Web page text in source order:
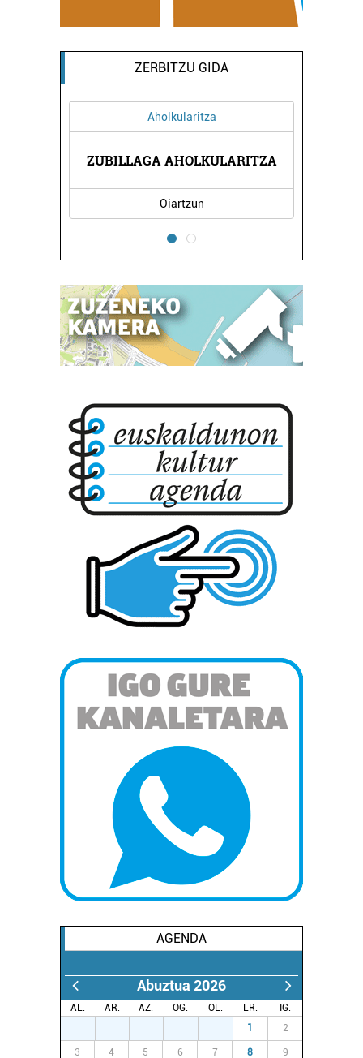
ZERBITZU GIDA
Aholkularitza
ZUBILLAGA AHOLKULARITZA
Oiartzun
AGENDA
Abuztua 2026
AL. AR. AZ. OG. OL. LR.
IG.
1 2
3 4 5 6 7 8 9